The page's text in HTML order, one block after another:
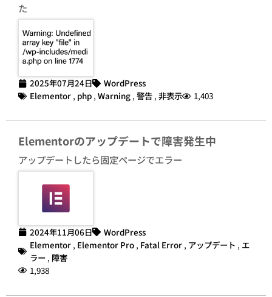
た
2025年07月24日
WordPress
Elementor , php , Warning , 警告 , 非表示 1,403
Elementorのアップデートで障害発生中
アップデートしたら固定ページでエラー
2024年11月06日
WordPress
Elementor , Elementor Pro , Fatal Error , アップデート , エ
ラー , 障害
1,938